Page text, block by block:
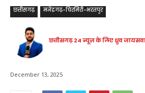
छत्तीसगढ़ मनेंद्रगढ़-चिरमिरी-भरतपुर
छत्तीसगढ़ 24 न्यूज़ के लिए ध्रुव
December 13, 2025